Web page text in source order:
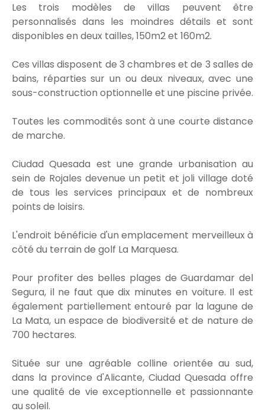
Les trois modèles de villas peuvent être
personnalisés dans les moindres détails et sont
disponibles en deux tailles, 150m2 et 160m2.
Ces villas disposent de 3 chambres et de 3 salles de
bains, réparties sur un ou deux niveaux, avec une
sous-construction optionnelle et une piscine privée.
Toutes les commodités sont à une courte distance
de marche.
Ciudad Quesada est une grande urbanisation au
sein de Rojales devenue un petit et joli village doté
de tous les services principaux et de nombreux
points de loisirs.
L'endroit bénéficie d'un emplacement merveilleux à
côté du terrain de golf La Marquesa.
Pour profiter des belles plages de Guardamar del
Segura, il ne faut que dix minutes en voiture. Il est
également partiellement entouré par la lagune de
La Mata, un espace de biodiversité et de nature de
700 hectares.
Située sur une agréable colline orientée au sud,
dans la province d'Alicante, Ciudad Quesada offre
une qualité de vie exceptionnelle et passionnante
au soleil.